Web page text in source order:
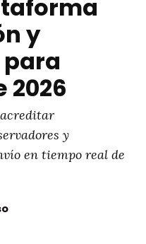
y
2026
y
en tiempo real de